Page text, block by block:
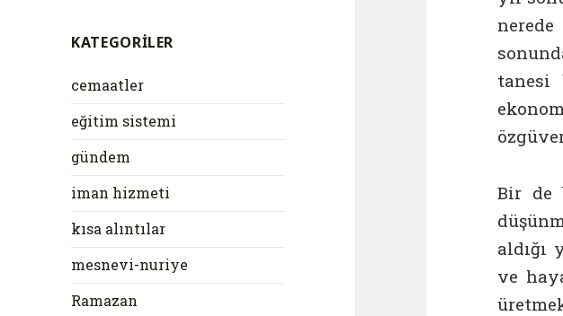
KATEGORILER
cemaatler
eğitim sistemi
gündem
iman hizmeti
kısa alıntılar
mesnevi-nuriye
Ramazan
tanesi
Bir de
aldığı
ve